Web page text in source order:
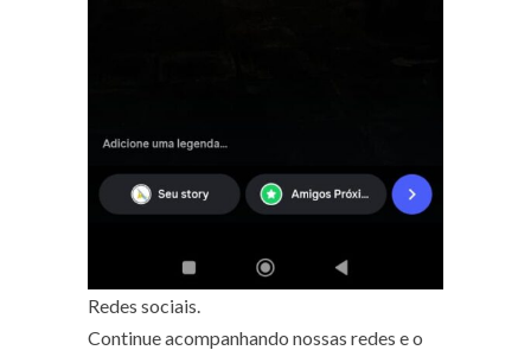
Redes sociais.
Continue acompanhando nossas redes e o